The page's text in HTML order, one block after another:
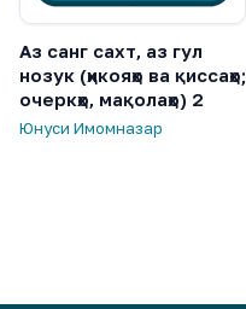
Аз санг сахт, аз гул
нозук (ҳикояҳо ва қиссаҳо;
очеркҳо, мақолаҳо) 2
Юнуси Имомназар